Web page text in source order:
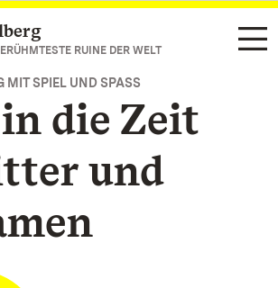
springen
RUINE DER WELT
SPIEL UND SPASS
die Zeit
und